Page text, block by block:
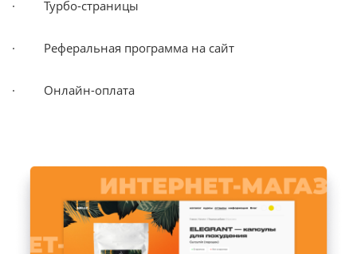
· Турбо-страницы
· Реферальная программа на сайт
· Онлайн-оплата